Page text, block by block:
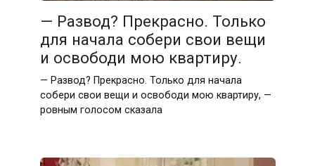
— Развод? Прекрасно. Только
для начала собери свои вещи
и освободи мою квартиру.
— Развод? Прекрасно. Только для начала
собери свои вещи и освободи мою квартиру, —
ровным голосом сказала